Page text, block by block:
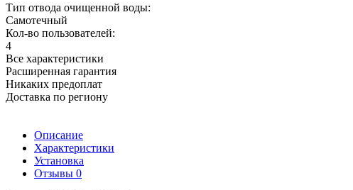
Тип отвода очищенной воды:
Самотечный
Кол-во пользователей:
4
Все характеристики
Расширенная гарантия
Никаких предоплат
Доставка по региону
Описание
Характеристики
Установка
Отзывы 0